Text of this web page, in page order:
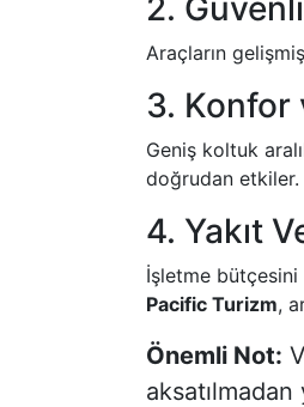
Araçların
3. Konfor
Geniş koltuk
doğrudan etkiler.
4. Yakıt
İşletme
Pacific Turizm,
Önemli Not: